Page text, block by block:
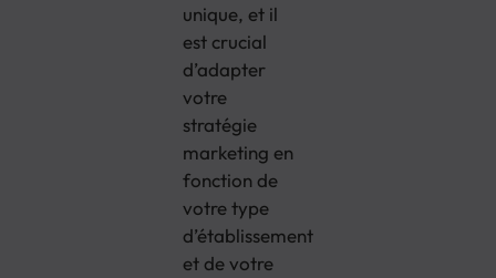
unique, et il
est crucial
d’adapter
votre
stratégie
marketing en
fonction de
votre type
d’établissement
et de votre